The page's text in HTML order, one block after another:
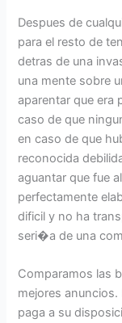
Despues de
para el resto de
detras de una
una mente sobre
aparentar que era
caso de que
en caso de que
reconocida
aguantar que fue
perfectamente
dificil y no ha
seri�a de una
Comparamos las
mejores
paga a su